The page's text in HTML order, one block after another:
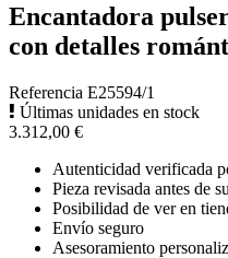
Encantadora
con detalles
Referencia E25594/1
Últimas unidades en stock
3.312,00 €
Autenticidad verificada
Pieza revisada antes de
Posibilidad de ver en
Envío seguro
Asesoramiento